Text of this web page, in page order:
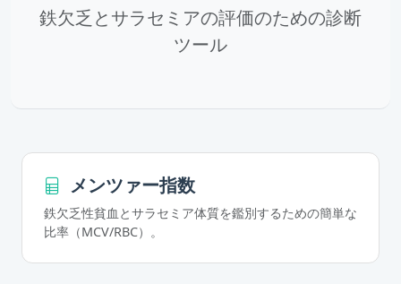
鉄欠乏とサラセミアの評価のための診断
ツール
メンツァー指数
鉄欠乏性貧血とサラセミア体質を鑑別するための簡単な
比率（MCV/RBC）。